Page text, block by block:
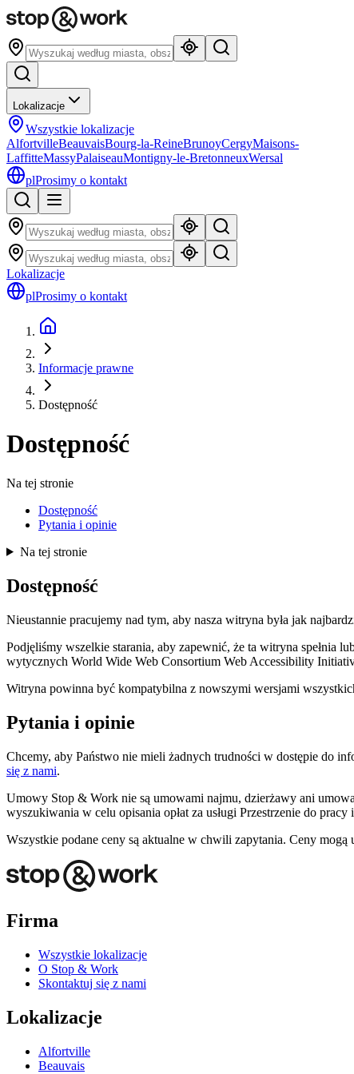
Lokalizacje
Wszystkie lokalizacje
AlfortvilleBeauvaisBourg-la-ReineBrunoyCergyMaisons-
LaffitteMassyPalaiseauMontigny-le-BretonneuxWersal
plProsimy o kontakt
Lokalizacje
plProsimy o kontakt
Informacje prawne
Dostępność
Dostępność
Na tej stronie
Dostępność
Pytania i opinie
Na tej stronie
Dostępność
Nieustannie pracujemy nad tym, aby nasza witryna była jak
Podjęliśmy wszelkie starania, aby zapewnić, że ta witryna spełnia
wytycznych World Wide Web Consortium Web Accessibility
Witryna powinna być kompatybilna z nowszymi wersjami
Pytania i opinie
Chcemy, aby Państwo nie mieli żadnych trudności w dostępie do
się z nami.
Umowy Stop & Work nie są umowami najmu, dzierżawy ani
wyszukiwania w celu opisania opłat za usługi Przestrzenie do
Wszystkie podane ceny są aktualne w chwili zapytania. Ceny
Firma
Wszystkie lokalizacje
O Stop & Work
Skontaktuj się z nami
Lokalizacje
Alfortville
Beauvais